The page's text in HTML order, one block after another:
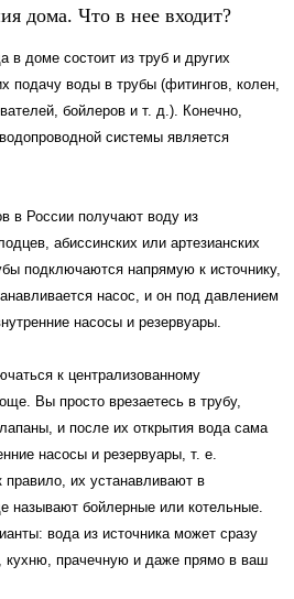
дома. Что в нее входит?
в доме состоит из труб и других
подачу воды в трубы (фитингов, колен,
бойлеров и т. д.). Конечно,
системы является
в России получают воду из
абиссинских или артезианских
подключаются напрямую к источнику,
насос, и он под давлением
насосы и резервуары.
к централизованному
Вы просто врезаетесь в трубу,
и после их открытия вода сама
насосы и резервуары, т. е.
их устанавливают в
называют бойлерные или котельные.
вода из источника может сразу
кухню, прачечную и даже прямо в ваш